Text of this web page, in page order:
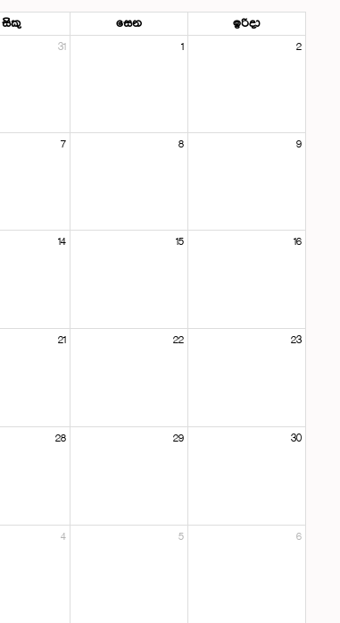
සිකු සෙන ඉරිදා
31 1 2
7 8 9
14 15 16
21 22 23
28 29 30
4 5 6